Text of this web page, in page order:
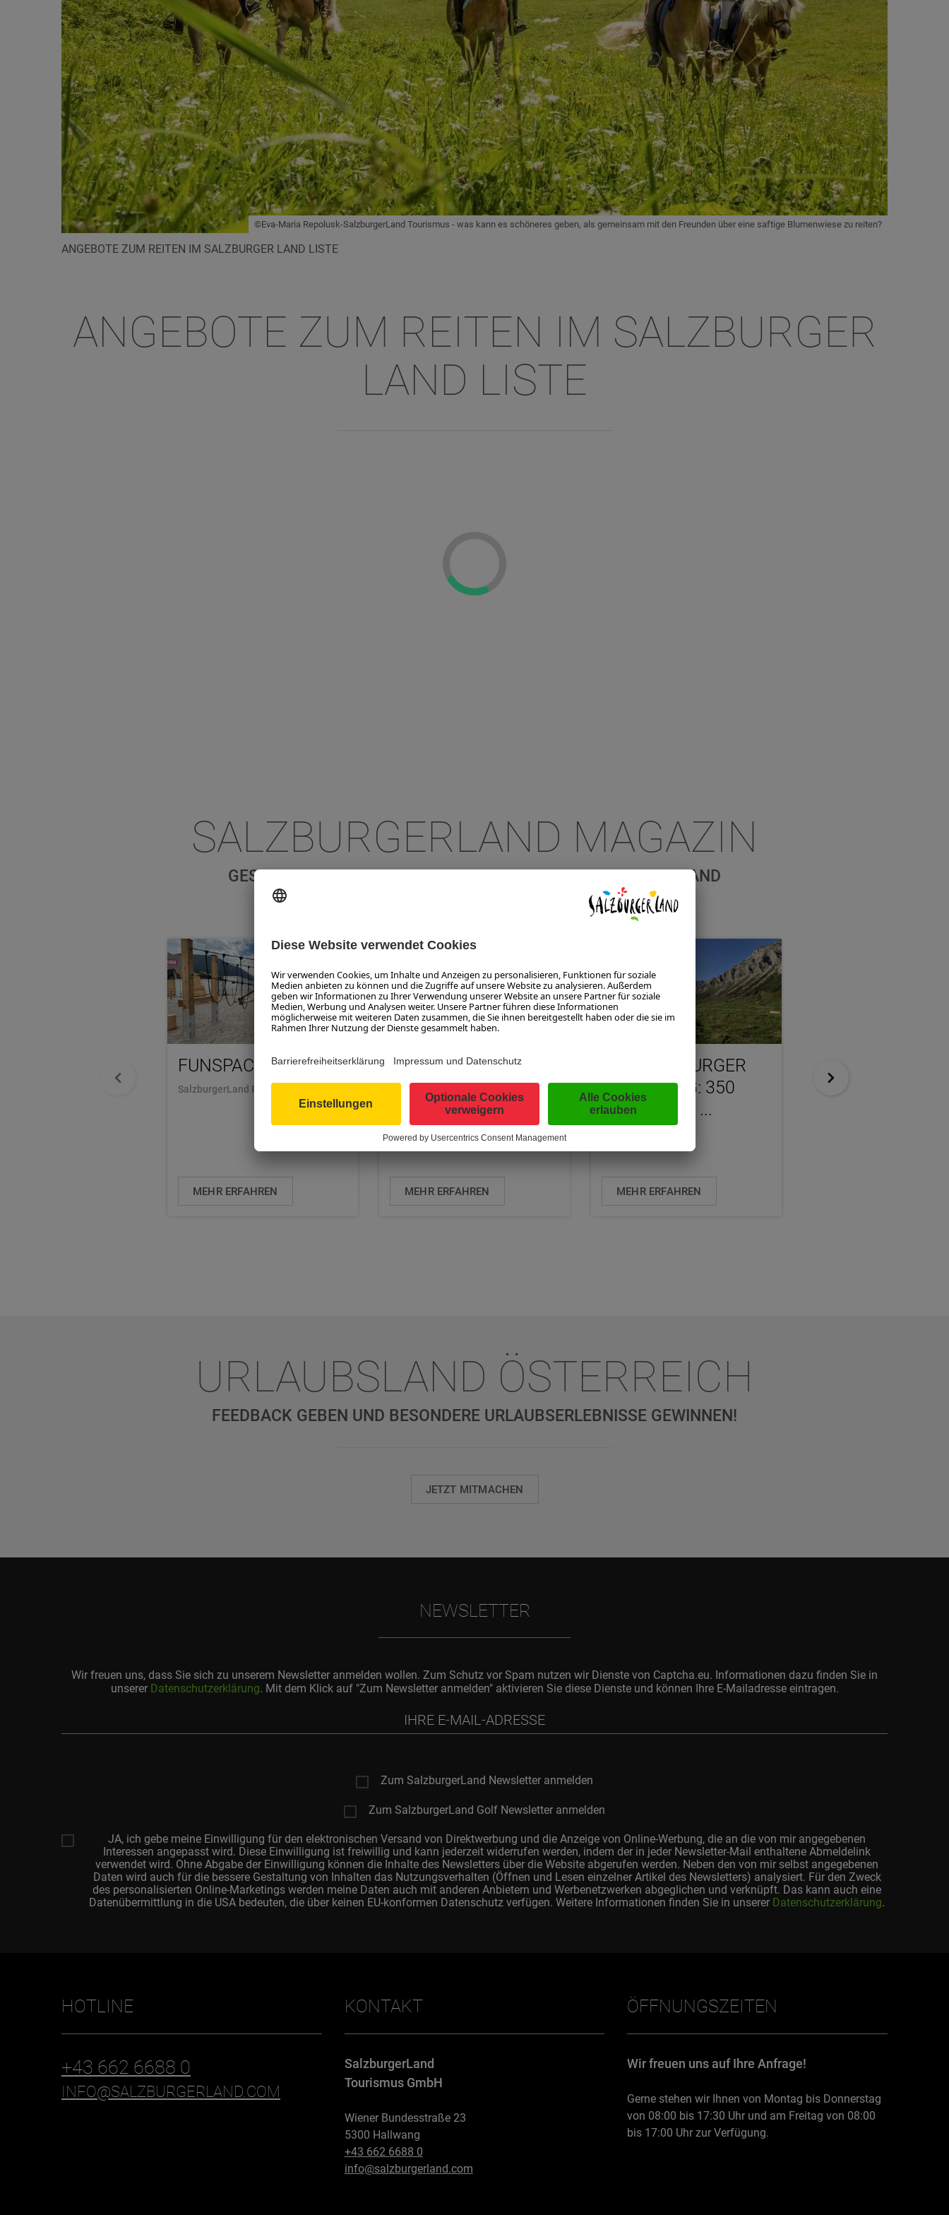
©Eva-Maria Repolusk-SalzburgerLand Tourismus - was kann es schöneres geben, als gemeinsam mit den Freunden über eine saftige Blumenwiese zu reiten?
ANGEBOTE ZUM REITEN IM SALZBURGER LAND LISTE
ANGEBOTE ZUM REITEN IM SALZBURGER
LAND LISTE
SALZBURGERLAND MAGAZIN
GESCHICHTEN UND INTERESSANTES AUS DEM SALZBURGERLAND
FUNSPACE FLACHAU
SalzburgerLand Redaktion
MEHR ERFAHREN
WANDERUNG ZUM
GRÜNSEE UND
WIEGENWALD IM ...
Mathias Steger
MEHR ERFAHREN
DER SALZBURGER
ALMENWEG: 350
KILOMETER ...
MEHR ERFAHREN
WEISSEN GOLD
URLAUBSLAND ÖSTERREICH
FEEDBACK GEBEN UND BESONDERE URLAUBSERLEBNISSE GEWINNEN!
JETZT MITMACHEN
NEWSLETTER
Wir freuen uns, dass Sie sich zu unserem Newsletter anmelden wollen. Zum Schutz vor Spam nutzen wir Dienste von Captcha.eu. Informationen dazu finden Sie in
unserer Datenschutzerklärung. Mit dem Klick auf "Zum Newsletter anmelden" aktivieren Sie diese Dienste und können Ihre E-Mailadresse eintragen.
Mail-
Zum SalzburgerLand Newsletter anmelden
Zum SalzburgerLand Golf Newsletter anmelden
JA, ich gebe meine Einwilligung für den elektronischen Versand von Direktwerbung und die Anzeige von Online-Werbung, die an die von mir angegebenen
Interessen angepasst wird. Diese Einwilligung ist freiwillig und kann jederzeit widerrufen werden, indem der in jeder Newsletter-Mail enthaltene Abmeldelink
verwendet wird. Ohne Abgabe der Einwilligung können die Inhalte des Newsletters über die Website abgerufen werden. Neben den von mir selbst angegebenen
Daten wird auch für die bessere Gestaltung von Inhalten das Nutzungsverhalten (Öffnen und Lesen einzelner Artikel des Newsletters) analysiert. Für den Zweck
des personalisierten Online-Marketings werden meine Daten auch mit anderen Anbietern und Werbenetzwerken abgeglichen und verknüpft. Das kann auch eine
Datenübermittlung in die USA bedeuten, die über keinen EU-konformen Datenschutz verfügen. Weitere Informationen finden Sie in unserer Datenschutzerklärung.
HOTLINE
+43 662 6688 0
INFO@SALZBURGERLAND.COM
KONTAKT
SalzburgerLand
Tourismus GmbH
Wiener Bundesstraße 23
5300 Hallwang
+43 662 6688 0
info@salzburgerland.com
ÖFFNUNGSZEITEN
Wir freuen uns auf Ihre Anfrage!
Gerne stehen wir Ihnen von Montag bis Donnerstag
von 08:00 bis 17:30 Uhr und am Freitag von 08:00
bis 17:00 Uhr zur Verfügung.